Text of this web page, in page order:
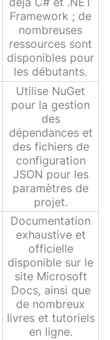
Framework ; de
nombreuses
ressources sont
disponibles pour
les débutants.
Utilise NuGet
pour la gestion
des
dépendances et
des fichiers de
configuration
JSON pour les
paramètres de
projet.
Documentation
exhaustive et
officielle
disponible sur le
site Microsoft
Docs, ainsi que
de nombreux
livres et tutoriels
en ligne.